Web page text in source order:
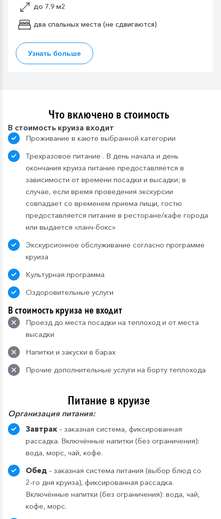
до 7.9 м2
два спальных места (не сдвигаются)
Узнать больше
Что включено в стоимость
В стоимость круиза входит
Проживание в каюте выбранной категории
Трехразовое питание . В день начала и день
окончания круиза питание предоставляется в
зависимости от времени посадки и высадки; в
случае, если время проведения экскурсии
совпадает со временем приема пищи, гостю
предоставляется питание в ресторане/кафе города
или выдается «ланч-бокс»
Экскурсионное обслуживание согласно программе
круиза
Культурная программа
Оздоровительные услуги
В стоимость круиза не входит
Проезд до места посадки на теплоход и от места
высадки
Напитки и закуски в барах
Прочие дополнительные услуги на борту теплохода
Питание в круизе
Организация питания:
Завтрак – заказная система, фиксированная
рассадка. Включённые напитки (без ограничения):
вода, морс, чай, кофе.
Обед – заказная система питания (выбор блюд со
2-го дня круиза), фиксированная рассадка.
Включённые напитки (без ограничения): вода, чай,
кофе, морс.